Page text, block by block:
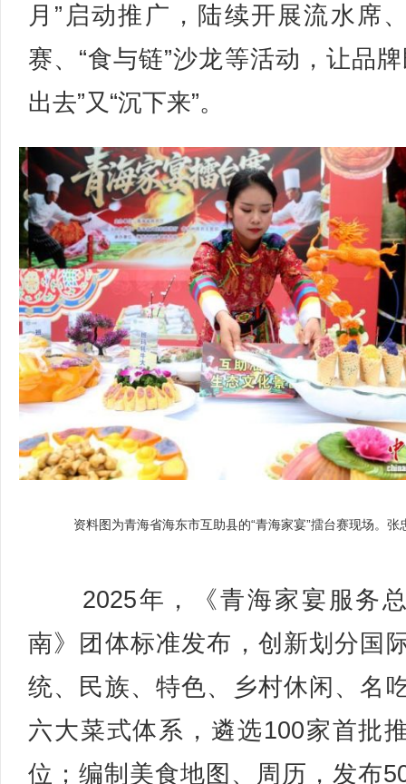
月”启动推广，陆续开展流水席
赛、“食与链”沙龙等活动，让品牌
出去”又“沉下来”。
资料图为青海省海东市互助县的“青海家宴”擂台赛现场。张
2025年，《青海家宴服务
南》团体标准发布，创新划分国
统、民族、特色、乡村休闲、名
六大菜式体系，遴选100家首批
位；编制美食地图、周历，发布